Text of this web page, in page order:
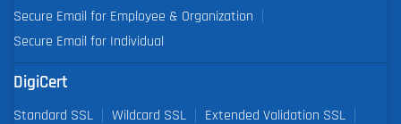
Secure Email for Employee & Organization
Secure Email for Individual
DigiCert
Standard SSL Wildcard SSL
Extended Validation SSL